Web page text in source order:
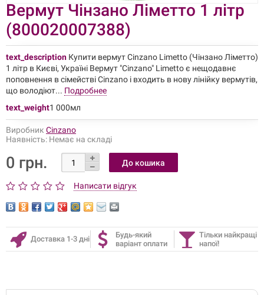
Вермут Чінзано Ліметто 1 літр
(800020007388)
text_description Купити вермут Cinzano Limetto (Чінзано Ліметто)
1 літр в Києві, Україні Вермут "Cinzano" Limetto є нещодавнє
поповнення в сімействі Cinzano і входить в нову лінійку вермутів,
що володіют... Подробнее
text_weight1 000мл
Виробник Cinzano
Наявність: Немає на складі
0 грн.
Написати відгук
Доставка 1-3 дні
Будь-який
варіант оплати
Тільки найкращі
напої!